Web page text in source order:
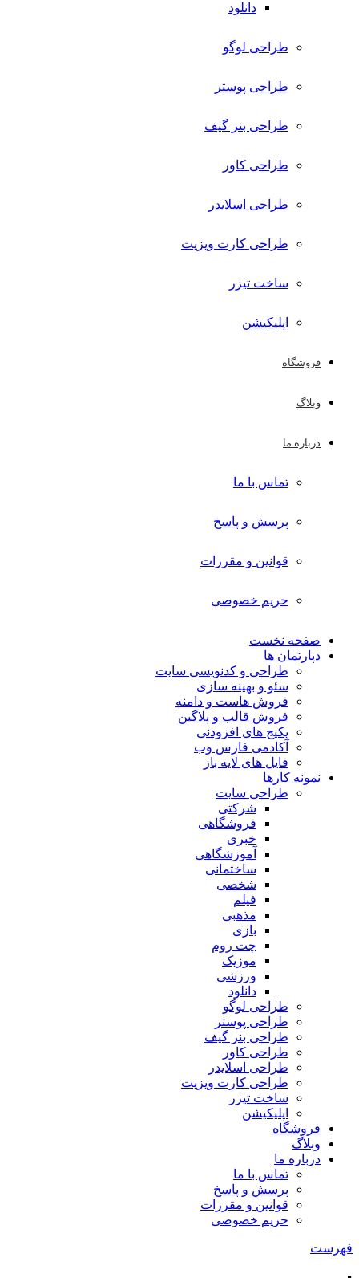
دانلود
طراحی لوگو
طراحی پوستر
طراحی بنر گیف
طراحی کاور
طراحی اسلایدر
طراحی کارت ویزیت
ساخت تیزر
اپلیکیشن
فروشگاه
وبلاگ
درباره ما
تماس با ما
پرسش و پاسخ
قوانین و مقررات
حریم خصوصی
صفحه نخست
دپارتمان ها
طراحی و کدنویسی سایت
سئو و بهینه سازی
فروش هاست و دامنه
فروش قالب و پلاگین
پکیج های افزودنی
آکادمی فارس وب
فایل های لایه باز
نمونه کارها
طراحی سایت
شرکتی
فروشگاهی
خبری
آموزشگاهی
ساختمانی
شخصی
فیلم
مذهبی
بازی
چت روم
موزیک
ورزشی
دانلود
طراحی لوگو
طراحی پوستر
طراحی بنر گیف
طراحی کاور
طراحی اسلایدر
طراحی کارت ویزیت
ساخت تیزر
اپلیکیشن
فروشگاه
وبلاگ
درباره ما
تماس با ما
پرسش و پاسخ
قوانین و مقررات
حریم خصوصی
فهرست